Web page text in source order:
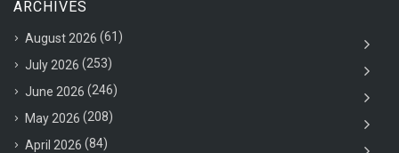
ARCHIVES
August 2026 (61)
July 2026 (253)
June 2026 (246)
May 2026 (208)
April 2026 (84)